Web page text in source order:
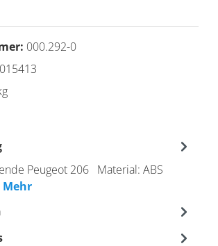
000.292-0
Peugeot 206 Material: ABS
Mehr